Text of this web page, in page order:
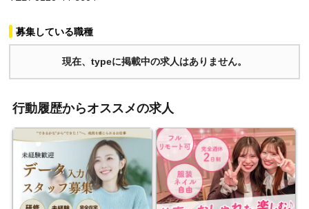
募集している職種
現在、typeに掲載中の求人はありません。
行動履歴からオススメの求人